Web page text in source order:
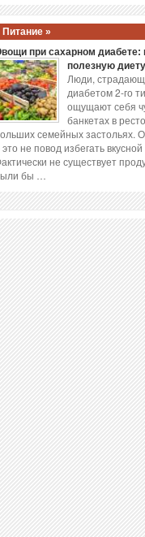
Питание »
при сахарном диабете:
полезную диету
Люди,
диабетом 2-го
ощущают себя
банкетах в
семейных застольях.
это не повод избегать
не существует
бы …